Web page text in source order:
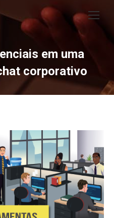
em uma
corporativo